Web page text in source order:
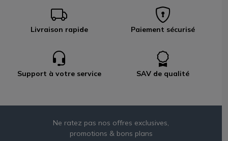
Livraison rapide Paiement sécurisé
Support à votre service SAV de qualité
Ne ratez pas nos offres exclusives,
promotions & bons plans